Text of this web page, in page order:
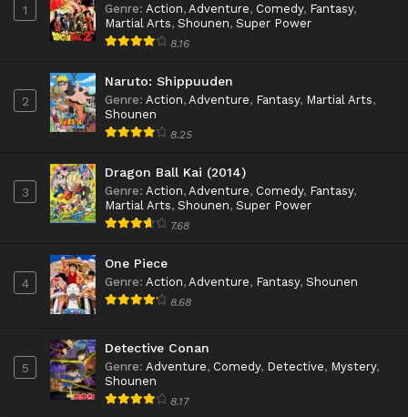
1 Genre: Action, Adventure, Comedy, Fantasy,
Martial Arts, Shounen, Super Power
8.16
2
Naruto: Shippuuden
Genre: Action, Adventure, Fantasy, Martial Arts,
Shounen
8.25
3
Dragon Ball Kai (2014)
Genre: Action, Adventure, Comedy, Fantasy,
Martial Arts, Shounen, Super Power
7.68
4
One Piece
Genre: Action, Adventure, Fantasy, Shounen
8.68
5
Detective Conan
Genre: Adventure, Comedy, Detective, Mystery,
Shounen
8.17